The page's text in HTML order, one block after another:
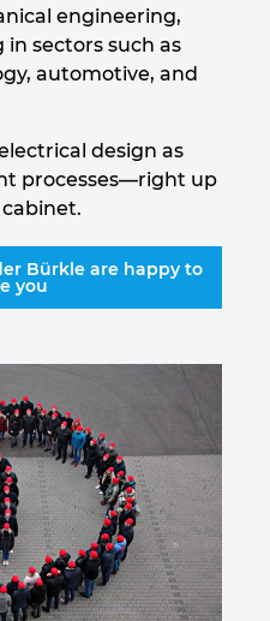
engineering,
sectors such as
automotive, and
design as
processes—right up
Bürkle are happy to
you